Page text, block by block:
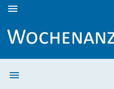
menu
menu